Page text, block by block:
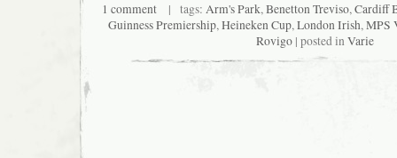
1 comment | tags: Arm's Park,Benetton Treviso,Cardiff
Guinness Premiership,Heineken Cup,London Irish,MPS
Rovigo| posted inVarie